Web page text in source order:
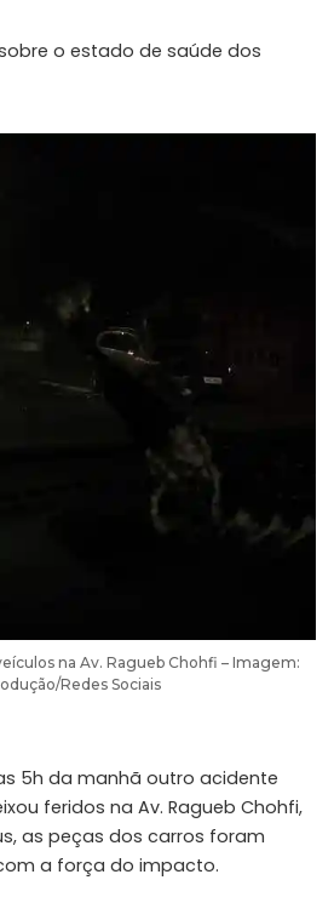
o estado de saúde dos
na Av. Ragueb Chohfi – Imagem:
Redes Sociais
5h da manhã outro acidente
feridos na Av. Ragueb Chohfi,
as peças dos carros foram
a força do impacto.